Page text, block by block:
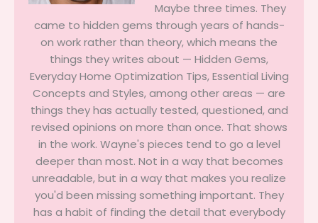
Maybe three times. They
came to hidden gems through years of hands-
on work rather than theory, which means the
things they writes about — Hidden Gems,
Everyday Home Optimization Tips, Essential Living
Concepts and Styles, among other areas — are
things they has actually tested, questioned, and
revised opinions on more than once. That shows
in the work. Wayne's pieces tend to go a level
deeper than most. Not in a way that becomes
unreadable, but in a way that makes you realize
you'd been missing something important. They
has a habit of finding the detail that everybody